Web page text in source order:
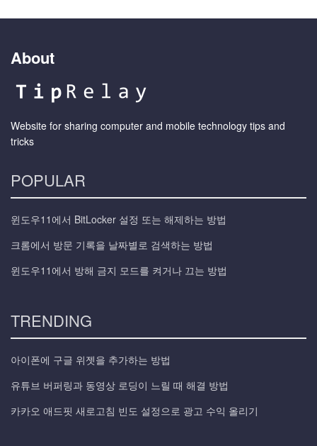
About
Website for sharing computer and mobile technology tips and
tricks
POPULAR
윈도우11에서 BitLocker 설정 또는 해제하는 방법
크롬에서 방문 기록을 날짜별로 검색하는 방법
윈도우11에서 방해 금지 모드를 켜거나 끄는 방법
TRENDING
아이폰에 구글 위젯을 추가하는 방법
유튜브 버퍼링과 동영상 로딩이 느릴 때 해결 방법
카카오 애드핏 새로고침 빈도 설정으로 광고 수익 올리기